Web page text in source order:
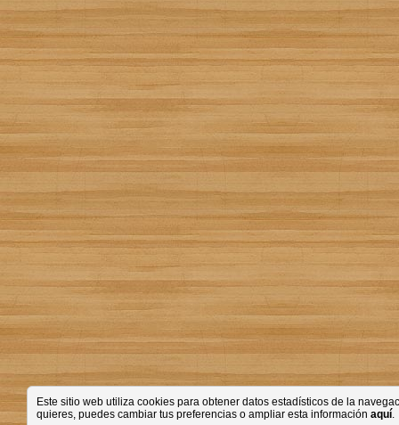
Este sitio web utiliza cookies para obtener datos estadísticos de la
quieres, puedes cambiar tus preferencias o ampliar esta información aquí.